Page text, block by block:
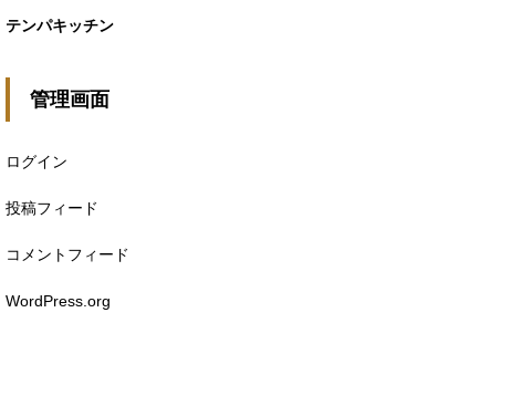
テンパキッチン
管理画面
ログイン
投稿フィード
コメントフィード
WordPress.org